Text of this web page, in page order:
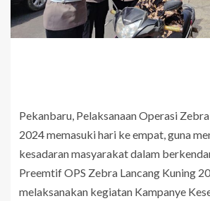
Pekanbaru, Pelaksanaan Operasi
2024 memasuki hari ke empat, guna
kesadaran masyarakat dalam
Preemtif OPS Zebra Lancang Kuning
melaksanakan kegiatan Kampanye